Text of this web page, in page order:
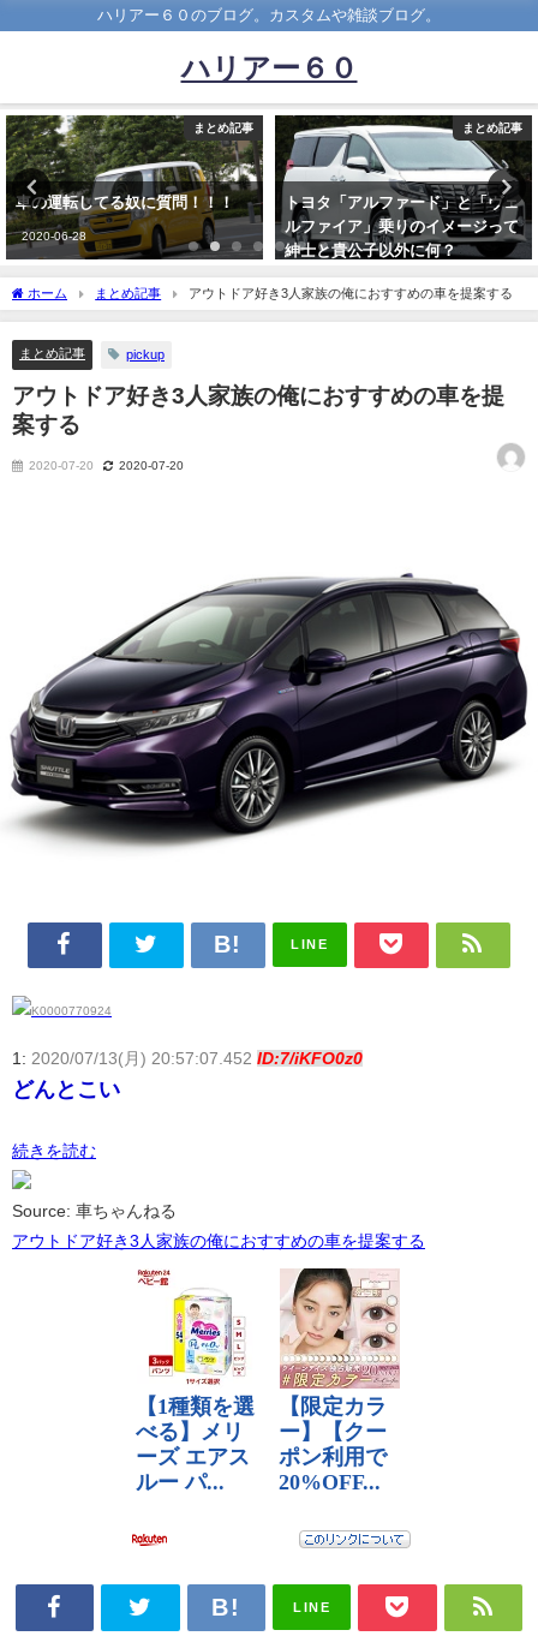
ハリアー６０のブログ。カスタムや雑談ブログ。
ハリアー６０
まとめ記事
トヨタ「アルファード」と「ヴェ
ルファイア」乗りのイメージって
紳士と貴公子以外に何？
まとめ記事
【悲報】見る人によって色の意見
が分かれる車がみつかるｗｗｗｗ
ｗｗ
ホーム まとめ記事 アウトドア好き3人家族の俺におすすめの車を提案する
まとめ記事 pickup
アウトドア好き3人家族の俺におすすめの車を提
案する
2020-07-20 2020-07-20
LINE
1: 2020/07/13(月) 20:57:07.452 ID:7/iKFO0z0
どんとこい
続きを読む
Source: 車ちゃんねる
アウトドア好き3人家族の俺におすすめの車を提案する
LINE